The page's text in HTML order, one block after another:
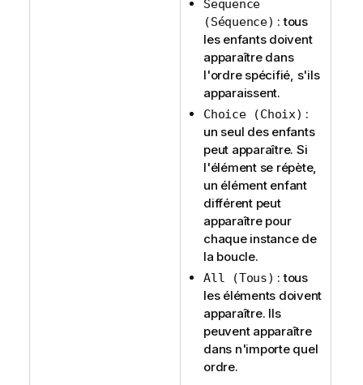
Sequence
(Séquence) : tous
les enfants doivent
apparaître dans
l'ordre spécifié, s'ils
apparaissent.
Choice (Choix) :
un seul des enfants
peut apparaître. Si
l'élément se répète,
un élément enfant
différent peut
apparaître pour
chaque instance de
la boucle.
All (Tous) : tous
les éléments doivent
apparaître. Ils
peuvent apparaître
dans n'importe quel
ordre.